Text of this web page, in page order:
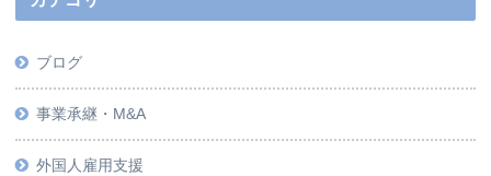
ブログ
事業承継・M&A
外国人雇用支援